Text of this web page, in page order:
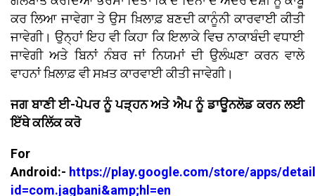
ਕਰ ਲਿਆ ਜਾਵੇਗਾ ਤੇ ਉਸ ਖ਼ਿਲਾਫ਼ ਬਣਦੀ ਕਾਨੂੰਨੀ ਕਾਰਵਾਈ ਕੀਤੀ
ਜਾਵੇਗੀ। ਉਨ੍ਹਾਂ ਇਹ ਵੀ ਕਿਹਾ ਕਿ ਇਲਾਕੇ ਵਿਚ ਨਾਕਾਬੰਦੀ ਵਧਾਈ
ਜਾਵੇਗੀ ਅਤੇ ਬਿਨਾਂ ਨੰਬਰ ਜਾਂ ਨਿਯਮਾਂ ਦੀ ਉਲੰਘਣਾ ਕਰਨ ਵਾਲੇ
ਵਾਹਨਾਂ ਖ਼ਿਲਾਫ਼ ਵੀ ਸਖ਼ਤ ਕਾਰਵਾਈ ਕੀਤੀ ਜਾਵੇਗੀ।
ਜਗ ਬਾਣੀ ਈ-ਪੇਪਰ ਨੂੰ ਪੜ੍ਹਨ ਅਤੇ ਐਪ ਨੂੰ ਡਾਊਨਲੋਡ ਕਰਨ ਲਈ
ਇੱਥੇ ਕਲਿੱਕ ਕਰੋ
For
Android:- https://play.google.com/store/apps/
id=com.jagbani&amp;hl=en